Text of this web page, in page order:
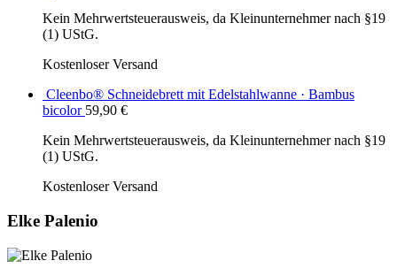
Kein Mehrwertsteuerausweis, da Kleinunternehmer nach §19
(1) UStG.
Kostenloser Versand
Cleenbo® Schneidebrett mit Edelstahlwanne · Bambus
bicolor 59,90 €
Kein Mehrwertsteuerausweis, da Kleinunternehmer nach §19
(1) UStG.
Kostenloser Versand
Elke Palenio